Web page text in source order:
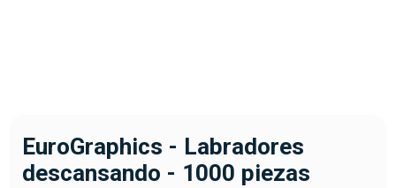
EuroGraphics - Labradores
descansando - 1000 piezas